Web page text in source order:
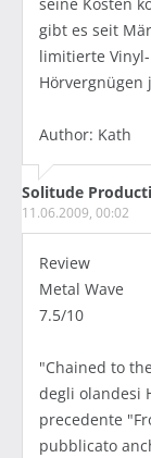
gibt es seit
limitierte
Hörvergnügen
Author: Kath
Solitude
11.06.2009, 00:02
Review
Metal Wave
7.5/10
"Chained to
degli olandesi
precedente
pubblicato